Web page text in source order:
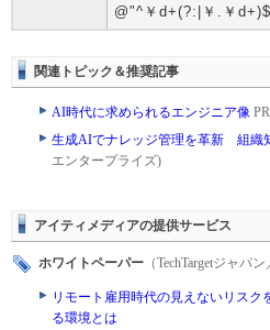
@"^￥d+(?:|￥.￥
関連トピック＆推奨記事
AI時代に求められるエンジニア像
生成AIでナレッジ管理を革新 組織
エンタープライズ)
アイティメディアの提供サービス
ホワイトペーパー （TechTargetジャパ
リモート雇用時代の見えないリス
る環境とは